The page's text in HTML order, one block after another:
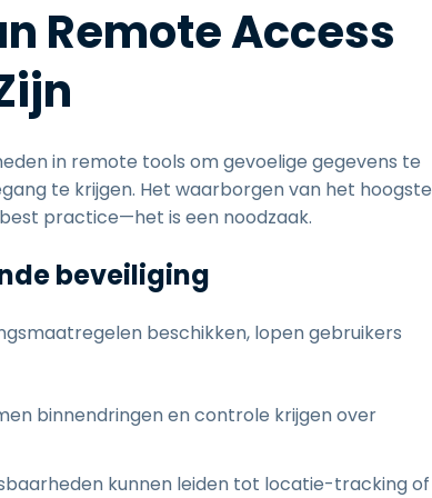
Remote Access
in remote tools om gevoelige gegevens te
te krijgen. Het waarborgen van het hoogste
practice—het is een noodzaak.
beveiliging
beschikken, lopen gebruikers
binnendringen en controle krijgen over
kunnen leiden tot locatie-tracking of